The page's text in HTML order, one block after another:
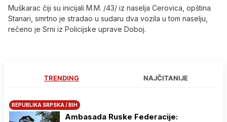
Muškarac čiji su inicijali M.M. /43/ iz naselja Cerovica, opština
Stanari, smrtno je stradao u sudaru dva vozila u tom naselju,
rečeno je Srni iz Policijske uprave Doboj.
TRENDING NAJČITANIJE
REPUBLIKA SRPSKA / BIH
Ambasada Ruske Federacije: